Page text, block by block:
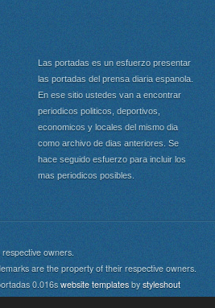
Las portadas es un esfuerzo presentar
las portadas del prensa diaria espanola.
En ese sitio ustedes van a encontrar
periodicos politicos, deportivos,
economicos y locales del mismo dia
como archivo de dias anteriores. Se
hace seguido esfuerzo para incluir los
mas periodicos posibles.
owners.
are the property of their respective owners.
0.016s website templates by styleshout